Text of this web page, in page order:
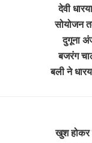
देवी
सोयोजन
दुगूना
बजरंग
बली ने
खुश होकर